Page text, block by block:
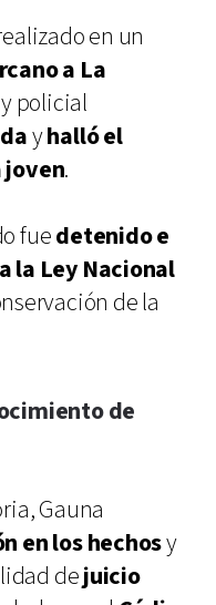
en un
a La
policial
yhalló el
joven.
fuedetenido e
la Ley Nacional
de la
de
Gauna
en los hechosy
dejuicio